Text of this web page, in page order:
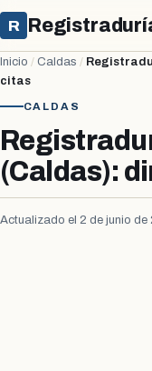
R
Inicio / Caldas /
citas
CALDAS
(Caldas):
Actualizado el 2 de junio de